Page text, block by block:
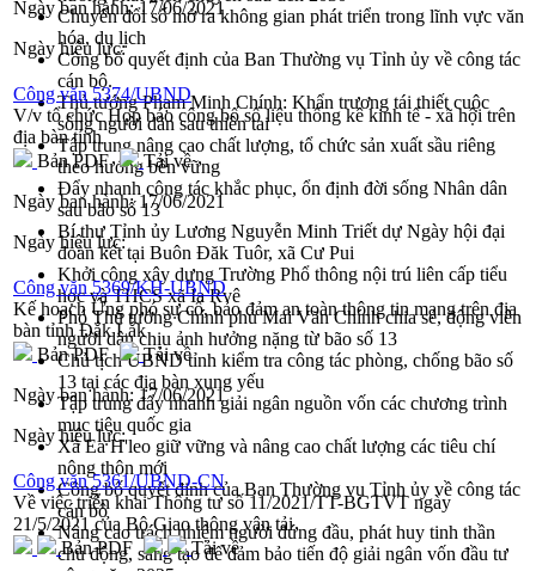
Chuyển đổi số mở ra không gian phát triển trong lĩnh vực văn
hóa, du lịch
Công bố quyết định của Ban Thường vụ Tỉnh ủy về công tác
cán bộ.
Thủ tướng Phạm Minh Chính: Khẩn trương tái thiết cuộc
sống người dân sau thiên tai
Tập trung nâng cao chất lượng, tổ chức sản xuất sầu riêng
theo hướng bền vững
Đẩy nhanh công tác khắc phục, ổn định đời sống Nhân dân
sau bão số 13
Bí thư Tỉnh ủy Lương Nguyễn Minh Triết dự Ngày hội đại
đoàn kết tại Buôn Đăk Tuôr, xã Cư Pui
Khởi công xây dựng Trường Phổ thông nội trú liên cấp tiểu
học và THCS xã Ia Rvê
Phó Thủ tướng Chính phủ Mai Văn Chính chia sẻ, động viên
người dân chịu ảnh hưởng nặng từ bão số 13
Chủ tịch UBND tỉnh kiểm tra công tác phòng, chống bão số
13 tại các địa bàn xung yếu
Tập trung đẩy nhanh giải ngân nguồn vốn các chương trình
mục tiêu quốc gia
Xã Ea H'leo giữ vững và nâng cao chất lượng các tiêu chí
nông thôn mới
Công bố quyết định của Ban Thường vụ Tỉnh ủy về công tác
cán bộ
Nâng cao trách nhiệm người đứng đầu, phát huy tinh thần
chủ động, sáng tạo để đảm bảo tiến độ giải ngân vốn đầu tư
Ngày ban hành:17/06/2021
Ngày hiệu lực:
Công văn 5374/UBND
V/v tổ chức Họp báo công bố số liệu thống kê kinh tế - xã hội trên
địa bàn tỉnh
Bản PDF
Tải về
Ngày ban hành:17/06/2021
Ngày hiệu lực:
Công văn 5369/KH-UBND
Kế hoạch Ứng phó sự cố, bảo đảm an toàn thông tin mạng trên địa
bàn tỉnh Đắk Lắk
Bản PDF
Tải về
Ngày ban hành:17/06/2021
Ngày hiệu lực:
Công văn 5361/UBND-CN
Về việc triển khai Thông tư số 11/2021/TT-BGTVT ngày
21/5/2021 của Bộ Giao thông vận tải
Bản PDF
Tải về